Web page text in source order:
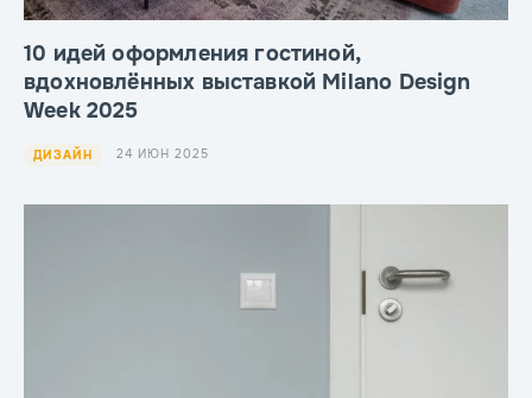
10 идей оформления гостиной,
вдохновлённых выставкой Milano Design
Week 2025
ДИЗАЙН 24 ИЮН 2025